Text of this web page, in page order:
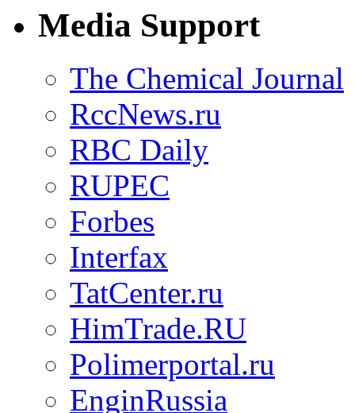
Media Support
The Chemical Journal
RccNews.ru
RBC Daily
RUPEC
Forbes
Interfax
TatCenter.ru
HimTrade.RU
Polimerportal.ru
EnginRussia